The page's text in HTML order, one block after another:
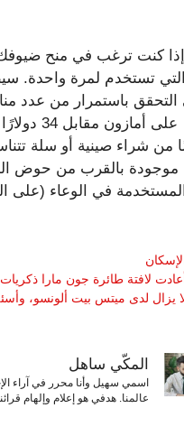
إذا كنت ترغب في منح ضيوفك
التي تستخدم لمرة واحدة.
من شراء صينية أو سلة
موجودة بالقرب من حوض
المستخدمة في الوعاء (على
لافتة طائرة جون مارا ذكريات عام 1978 إلى مشجعي العمالقة الذين
يزال لدى ميتس بيت ألونسو،
المكّي ساهل
اسمي سهيل وأنا محرر في آراء
عالمنا. هدفي هو إعلام وإلهام